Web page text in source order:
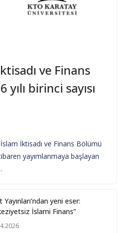
ve Finans
yılı birinci sayısı
İktisadı ve Finans Bölümü
yayımlanmaya başlayan
yeni eser:
İslami Finans”